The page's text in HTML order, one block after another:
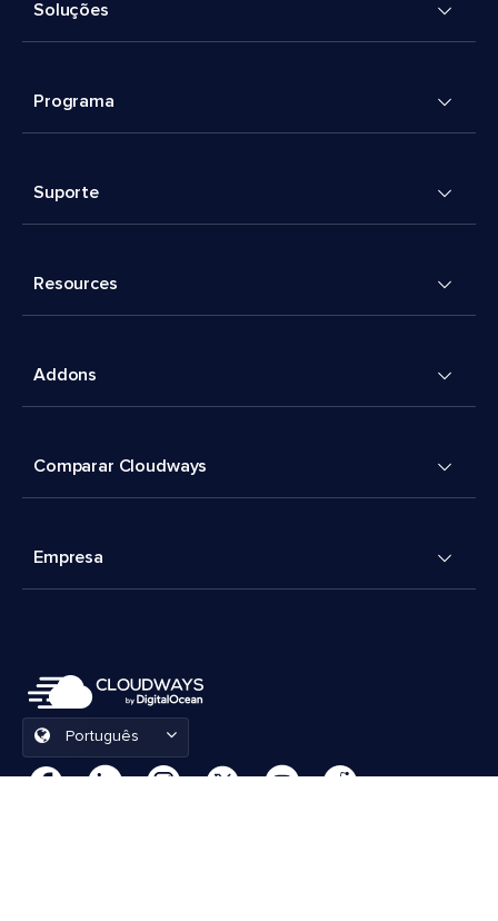
Soluções
Programa
Suporte
Resources
Addons
Comparar Cloudways
Empresa
Português